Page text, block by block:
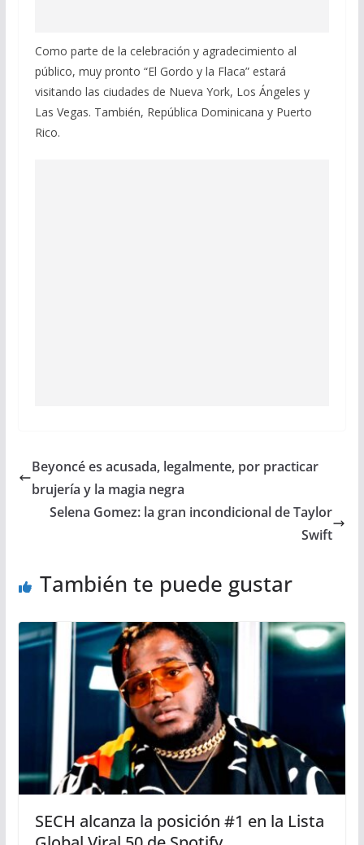
Como parte de la celebración y agradecimiento al
público, muy pronto “El Gordo y la Flaca” estará
visitando las ciudades de Nueva York, Los Ángeles y
Las Vegas. También, República Dominicana y Puerto
Rico.
Beyoncé es acusada, legalmente, por practicar
brujería y la magia negra
Selena Gomez: la gran incondicional de Taylor
Swift
También te puede gustar
SECH alcanza la posición #1 en la Lista